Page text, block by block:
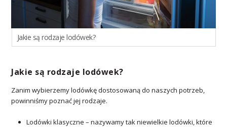
Jakie są rodzaje lodówek?
Jakie są rodzaje lodówek?
Zanim wybierzemy lodówkę dostosowaną do naszych potrzeb,
powinniśmy poznać jej rodzaje.
Lodówki klasyczne – nazywamy tak niewielkie lodówki, które